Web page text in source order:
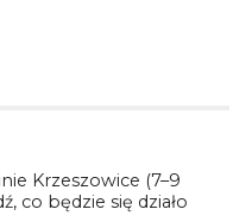
Krzeszowice (7–9
co będzie się działo